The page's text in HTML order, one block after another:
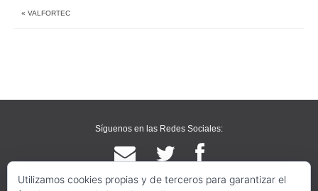
« VALFORTEC
Síguenos en las Redes Sociales:
Utilizamos cookies propias y de terceros para garantizar el